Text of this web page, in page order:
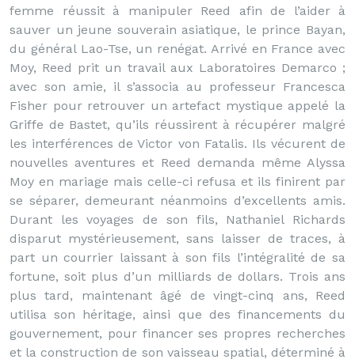
femme réussit à manipuler Reed afin de l’aider à
sauver un jeune souverain asiatique, le prince Bayan,
du général Lao-Tse, un renégat. Arrivé en France avec
Moy, Reed prit un travail aux Laboratoires Demarco ;
avec son amie, il s’associa au professeur Francesca
Fisher pour retrouver un artefact mystique appelé la
Griffe de Bastet, qu’ils réussirent à récupérer malgré
les interférences de Victor von Fatalis. Ils vécurent de
nouvelles aventures et Reed demanda même Alyssa
Moy en mariage mais celle-ci refusa et ils finirent par
se séparer, demeurant néanmoins d’excellents amis.
Durant les voyages de son fils, Nathaniel Richards
disparut mystérieusement, sans laisser de traces, à
part un courrier laissant à son fils l’intégralité de sa
fortune, soit plus d’un milliards de dollars. Trois ans
plus tard, maintenant âgé de vingt-cinq ans, Reed
utilisa son héritage, ainsi que des financements du
gouvernement, pour financer ses propres recherches
et la construction de son vaisseau spatial, déterminé à